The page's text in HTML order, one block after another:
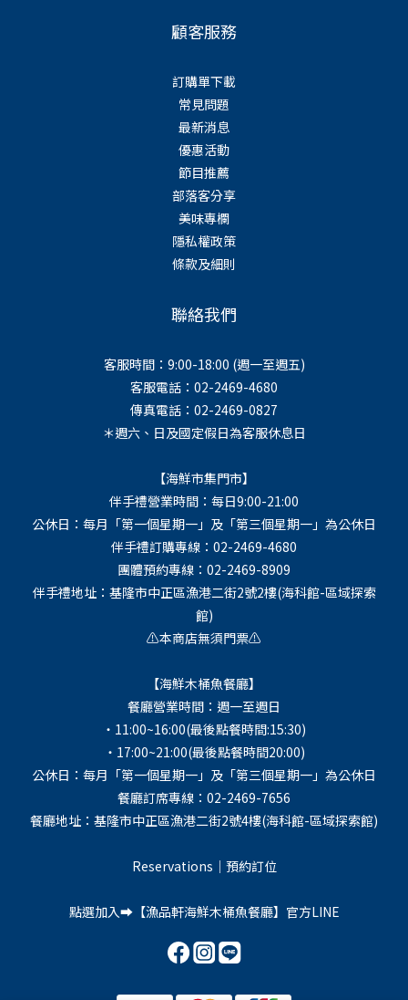
顧客服務
訂購單下載
常見問題
最新消息
優惠活動
節目推薦
部落客分享
美味專欄
隱私權政策
條款及細則
聯絡我們
客服時間：9:00-18:00 (週一至週五)
客服電話：02-2469-4680
傳真電話：02-2469-0827
＊週六、日及國定假日為客服休息日
【海鮮市集門市】
伴手禮營業時間：每日9:00-21:00
公休日：每月「第一個星期一」及「第三個星期一」為公休日
伴手禮訂購專線：02-2469-4680
團體預約專線：02-2469-8909
伴手禮地址：基隆市中正區漁港二街2號2樓(海科館-區域探索
館)
⚠️本商店無須門票⚠️
【海鮮木桶魚餐廳】
餐廳營業時間：週一至週日
・11:00~16:00(最後點餐時間:15:30)
・17:00~21:00(最後點餐時間20:00)
公休日：每月「第一個星期一」及「第三個星期一」為公休日
餐廳訂席專線：02-2469-7656
餐廳地址：基隆市中正區漁港二街2號4樓(海科館-區域探索館)
Reservations｜預約訂位
點選加入➡️【漁品軒海鮮木桶魚餐廳】官方LINE